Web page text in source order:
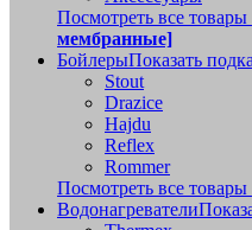
Посмотреть все товары
мембранные]
БойлерыПоказать
Stout
Drazice
Hajdu
Reflex
Rommer
Посмотреть все товары
Водонагреватели